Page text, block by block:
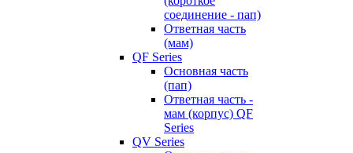
соединение - пап)
Ответная часть
(мам)
QF Series
Основная часть
(пап)
Ответная часть -
мам (корпус) QF
Series
QV Series